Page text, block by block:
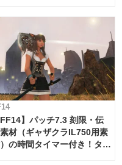
FF14】パッチ7.3 刻限・伝
材（ギャザクラIL750用素
の時間タイマー付き！タイ